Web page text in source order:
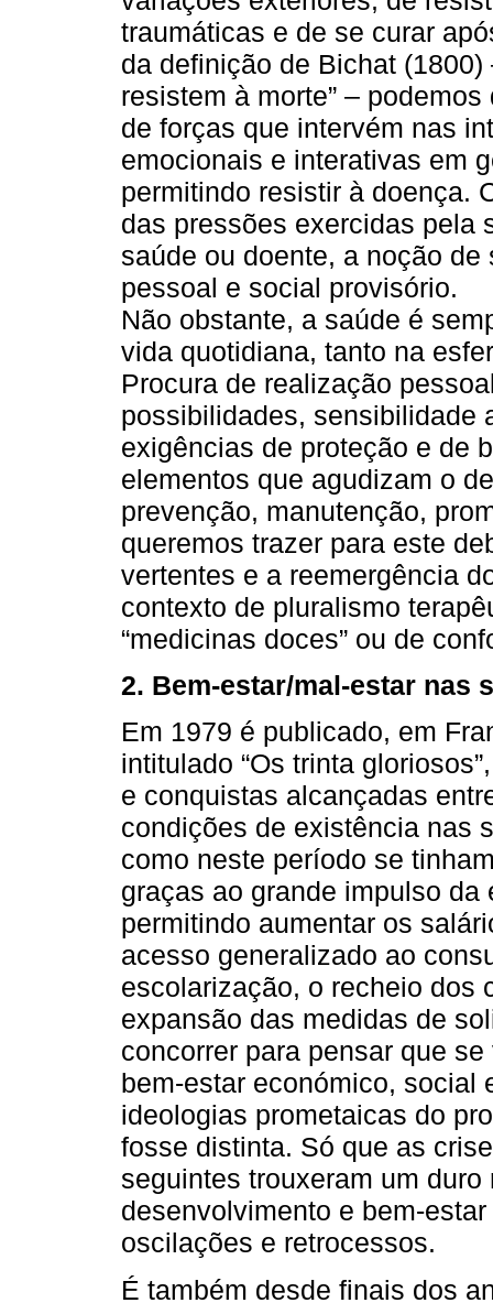
traumáticas e de se curar
da definição de Bichat
resistem à morte” –
de forças que intervém nas
emocionais e interativas em
permitindo resistir à doença.
das pressões exercidas pela
saúde ou doente, a noção
pessoal e social provisório.
Não obstante, a saúde é
vida quotidiana, tanto na
Procura de realização
possibilidades, sensibilidade
exigências de proteção e de
elementos que agudizam o
prevenção, manutenção,
queremos trazer para este
vertentes e a reemergência
contexto de pluralismo
“medicinas doces” ou de
2. Bem-estar/mal-estar nas
Em 1979 é publicado, em
intitulado “Os trinta
e conquistas alcançadas
condições de existência nas
como neste período se
graças ao grande impulso
permitindo aumentar os
acesso generalizado ao
escolarização, o recheio dos
expansão das medidas de
concorrer para pensar que
bem-estar económico, social
ideologias prometaicas do
fosse distinta. Só que as
seguintes trouxeram um
desenvolvimento e bem-
oscilações e retrocessos.
É também desde finais dos